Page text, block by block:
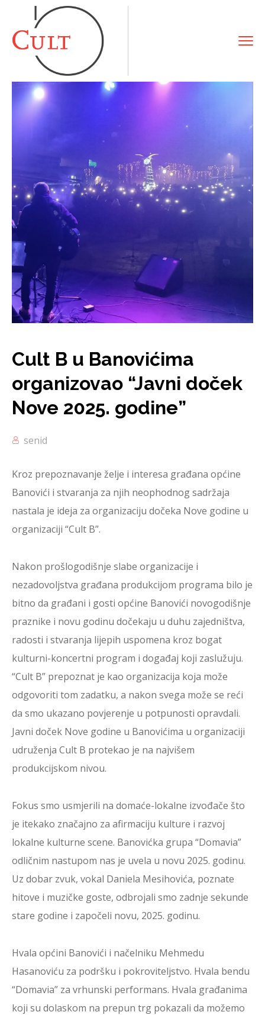
Cult B u Banovićima
organizovao “Javni doček
Nove 2025. godine”
senid
Kroz prepoznavanje želje i interesa građana općine
Banovići i stvaranja za njih neophodnog sadržaja
nastala je ideja za organizaciju dočeka Nove godine u
organizaciji “Cult B”.
Nakon prošlogodišnje slabe organizacije i
nezadovoljstva građana produkcijom programa bilo je
bitno da građani i gosti općine Banovići novogodišnje
praznike i novu godinu dočekaju u duhu zajedništva,
radosti i stvaranja lijepih uspomena kroz bogat
kulturni-koncertni program i događaj koji zaslužuju.
“Cult B” prepoznat je kao organizacija koja može
odgovoriti tom zadatku, a nakon svega može se reći
da smo ukazano povjerenje u potpunosti opravdali.
Javni doček Nove godine u Banovićima u organizaciji
udruženja Cult B protekao je na najvišem
produkcijskom nivou.
Fokus smo usmjerili na domaće-lokalne izvođače što
je itekako značajno za afirmaciju kulture i razvoj
lokalne kulturne scene. Banovićka grupa “Domavia”
odličnim nastupom nas je uvela u novu 2025. godinu.
Uz dobar zvuk, vokal Daniela Mesihovića, poznate
hitove i muzičke goste, odbrojali smo zadnje sekunde
stare godine i započeli novu, 2025. godinu.
Hvala općini Banovići i načelniku Mehmedu
Hasanoviću za podršku i pokroviteljstvo. Hvala bendu
“Domavia” za vrhunski performans. Hvala građanima
koji su dolaskom na prepun trg pokazali da možemo